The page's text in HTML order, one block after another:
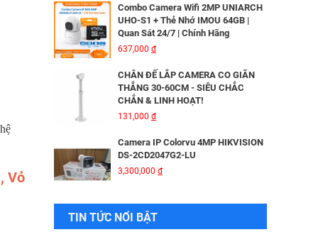
Vỏ
Bộ Lưu Điện Santak C10KS‑LCD
53,678,000
Bộ lưu điện UPS Online SANTAK
C6KS_LCD
Camera IP Wifi 2MP UNIARCH T1L-
425,000đ
CHÂN ĐẾ LẮP CAMERA CO GIÃN
THẲNG 30-60CM - SIÊU CHẮC
CHẮN & LINH HOẠT!
131,000 đ
Camera IP Colorvu 4MP HIKVISION
DS-2CD2047G2-LU
3,300,000đ
Camera IP 4MP HIKVISION DS-
2CD2043G2-IU
2,376,000 đ
Camera IP Dome 4.0 Megapixel
HIKVISION DS-2CD2346G2-ISU/SL​
TIN TỨC NỔI BẬT